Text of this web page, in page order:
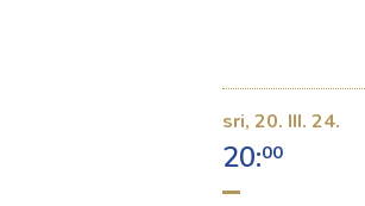
sri, 20. III. 24.
20:00